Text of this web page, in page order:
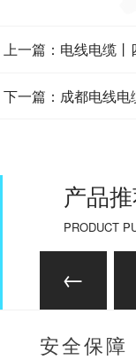
上一篇：电线电缆
下一篇：成都电线电
产品
PRODUCT
安全保障